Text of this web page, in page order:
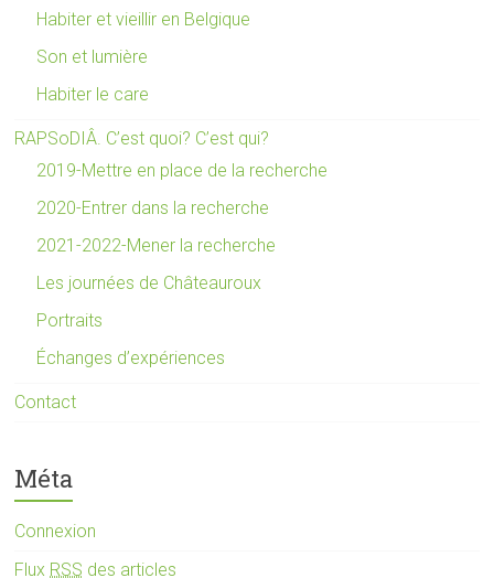
Habiter et vieillir en Belgique
Son et lumière
Habiter le care
RAPSoDIÂ. C’est quoi? C’est qui?
2019-Mettre en place de la recherche
2020-Entrer dans la recherche
2021-2022-Mener la recherche
Les journées de Châteauroux
Portraits
Échanges d’expériences
Contact
Méta
Connexion
Flux RSS des articles